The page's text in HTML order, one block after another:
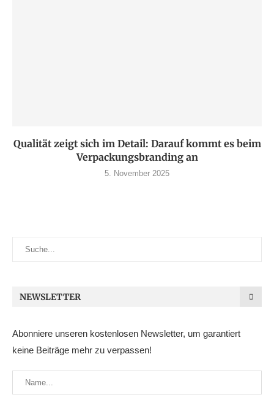
Qualität zeigt sich im Detail: Darauf kommt es beim
Verpackungsbranding an
5. November 2025
NEWSLETTER
Abonniere unseren kostenlosen Newsletter, um garantiert
keine Beiträge mehr zu verpassen!